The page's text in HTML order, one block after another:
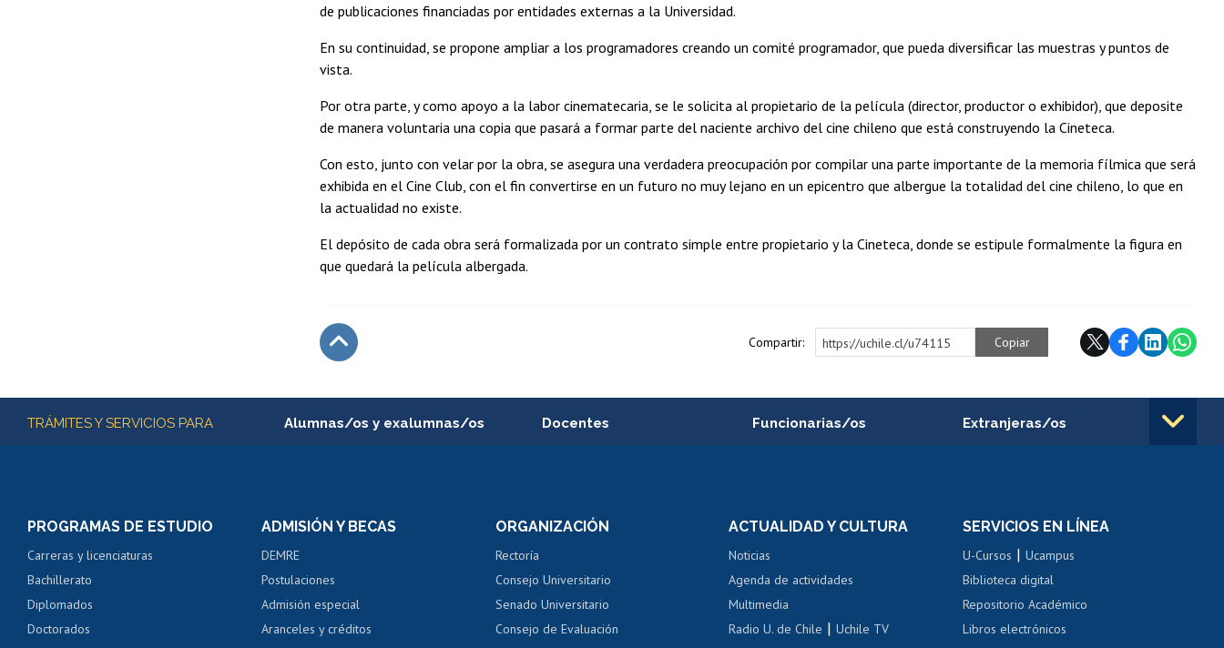
de publicaciones financiadas por entidades externas a la Universidad.
En su continuidad, se propone ampliar a los programadores creando un comité programador, que pueda diversificar las muestras y puntos de
vista.
Por otra parte, y como apoyo a la labor cinematecaria, se le solicita al propietario de la película (director, productor o exhibidor), que deposite
de manera voluntaria una copia que pasará a formar parte del naciente archivo del cine chileno que está construyendo la Cineteca.
Con esto, junto con velar por la obra, se asegura una verdadera preocupación por compilar una parte importante de la memoria fílmica que será
exhibida en el Cine Club, con el fin convertirse en un futuro no muy lejano en un epicentro que albergue la totalidad del cine chileno, lo que en
la actualidad no existe.
El depósito de cada obra será formalizada por un contrato simple entre propietario y la Cineteca, donde se estipule formalmente la figura en
que quedará la película albergada.
Compartir: https://uchile.cl/u74115 Copiar
Más información
TRÁMITES Y SERVICIOS PARA Alumnas/os y exalumnas/os
Consulta y certificado de notas
Servicio médico y dental
Pago de arancel y crédito alumnos
Pago de arancel y crédito exalumnos
Certificado de títulos y grados
Docentes
Perfeccionamiento
Evaluación docente
Calificación académica
Postulación al AUCAI
Funcionarias/os
Portal de movilidad interna
Certificado de renta
Certificado de renta
Gestión de correo uchile
Extranjeras/os
Movilidad Estudiantil
Cursos de español
PROGRAMAS DE ESTUDIO
Carreras y licenciaturas
Bachillerato
Diplomados
Doctorados
ADMISIÓN Y BECAS
DEMRE
Postulaciones
Admisión especial
Aranceles y créditos
ORGANIZACIÓN
Rectoría
Consejo Universitario
Senado Universitario
Consejo de Evaluación
ACTUALIDAD Y CULTURA
Noticias
Agenda de actividades
Multimedia
Radio U. de Chile |Uchile TV
SERVICIOS EN LÍNEA
U-Cursos |Ucampus
Biblioteca digital
Repositorio Académico
Libros electrónicos